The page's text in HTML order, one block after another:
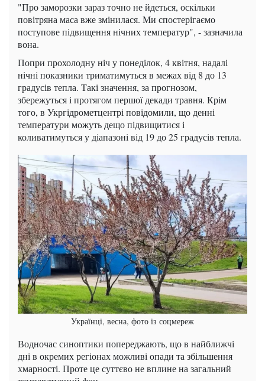
"Про заморозки зараз точно не йдеться, оскільки
повітряна маса вже змінилася. Ми спостерігаємо
поступове підвищення нічних температур", - зазначила
вона.
Попри прохолодну ніч у понеділок, 4 квітня, надалі
нічні показники триматимуться в межах від 8 до 13
градусів тепла. Такі значення, за прогнозом,
збережуться і протягом першої декади травня. Крім
того, в Укргідрометцентрі повідомили, що денні
температури можуть дещо підвищитися і
коливатимуться у діапазоні від 19 до 25 градусів тепла.
Українці, весна, фото із соцмереж
Водночас синоптики попереджають, що в найближчі
дні в окремих регіонах можливі опади та збільшення
хмарності. Проте це суттєво не вплине на загальний